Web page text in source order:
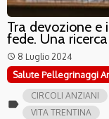
Tra devozione e
fede. Una
access_time 8 Luglio 2024
Salute Pellegrinaggi
label
CIRCOLI ANZIANI
VITA TRENTINA